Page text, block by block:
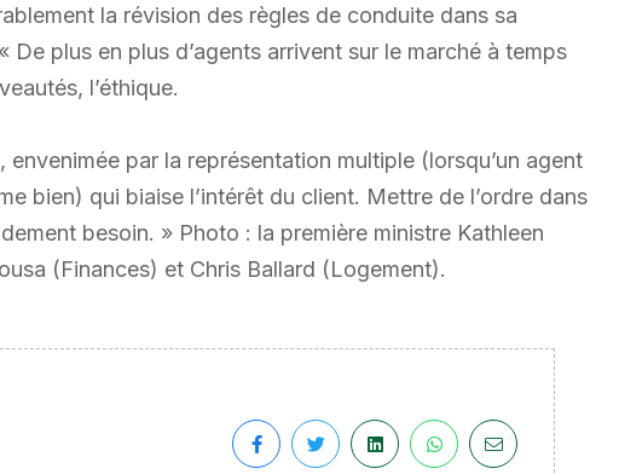
la révision des règles de conduite dans sa
plus en plus d’agents arrivent sur le marché à temps
l’éthique.
par la représentation multiple (lorsqu’un agent
bien) qui biaise l’intérêt du client. Mettre de l’ordre dans
besoin. » Photo : la première ministre Kathleen
(Finances) et Chris Ballard (Logement).